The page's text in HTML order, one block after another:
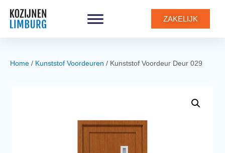
ZAKELIJK
Home / Kunststof Voordeuren / Kunststof Voordeur Deur 029